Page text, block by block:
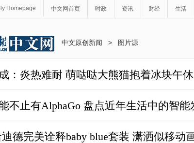
Homepage 中文网首页 时政 资讯 财经 生活
中文原创新闻 > 图片源
：炎热难耐 萌哒哒大熊猫抱着冰块午休
不止有AlphaGo 盘点近年生活中的智能
迪德完美诠释baby blue套装 潇洒似移动